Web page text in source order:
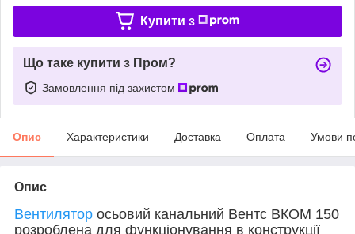
Купити з
Що таке купити з Пром?
Замовлення під захистом
Опис Характеристики Доставка Оплата Умови
Опис
Вентилятор осьовий канальний Вентс ВКОМ 150
розроблена для функціонування в конструкції